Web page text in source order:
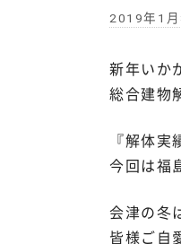
2019年1月
新年いか
総合建物
『解体実
今回は福
会津の冬
皆様ご自